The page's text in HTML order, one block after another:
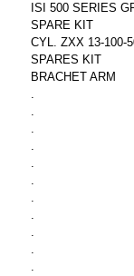
ISI 500 SERIES
SPARE KIT
CYL. ZXX 13-100-
SPARES KIT
BRACHET ARM
.
.
.
.
.
.
.
.
.
.
.